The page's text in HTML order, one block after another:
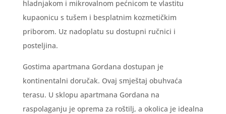
hladnjakom i mikrovalnom pećnicom te vlastitu
kupaonicu s tušem i besplatnim kozmetičkim
priborom. Uz nadoplatu su dostupni ručnici i
posteljina.
Gostima apartmana Gordana dostupan je
kontinentalni doručak. Ovaj smještaj obuhvaća
terasu. U sklopu apartmana Gordana na
raspolaganju je oprema za roštilj, a okolica je idealna